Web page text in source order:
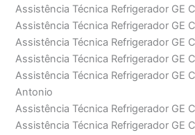
Assistência Técnica Refrigerador GE
Assistência Técnica Refrigerador GE
Assistência Técnica Refrigerador GE
Assistência Técnica Refrigerador GE
Assistência Técnica Refrigerador GE
Antonio
Assistência Técnica Refrigerador GE
Assistência Técnica Refrigerador GE